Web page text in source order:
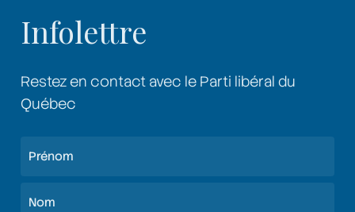
Infolettre
Restez en contact avec le Parti libéral du
Québec